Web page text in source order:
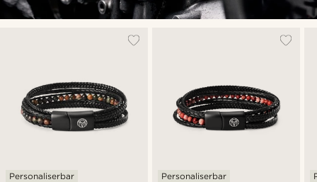
Personaliserbar Personaliserbar